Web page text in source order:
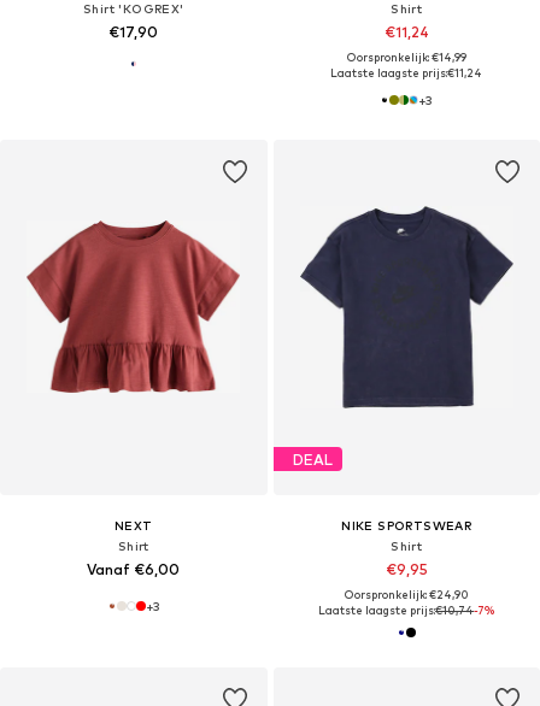
Shirt 'KOGREX'
€17,90
Shirt
€11,24
Oorspronkelijk: €14,99
Laatste laagste prijs:€11,24
+3
NEXT
Shirt
Vanaf €6,00
+3
DEAL
NIKE SPORTSWEAR
Shirt
€9,95
Oorspronkelijk: €24,90
Laatste laagste prijs:€10,74-7%